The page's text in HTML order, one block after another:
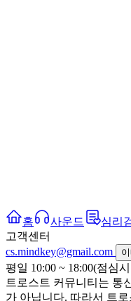
홈 사운드 심리
고객센터
cs.mindkey@gmail.com
평일 10:00 ~ 18:00(점심
트로스트 커뮤니티는 통
가 아닙니다. 따라서 트